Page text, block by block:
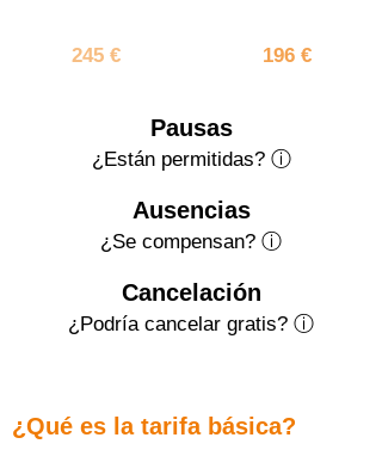
245 € 196 €
Pausas
¿Están permitidas? ⓘ
Ausencias
¿Se compensan? ⓘ
Cancelación
¿Podría cancelar gratis? ⓘ
¿Qué es la tarifa básica?